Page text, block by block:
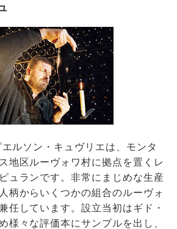
ルソン・キュヴリエは、モンタ
地区ルーヴォワ村に拠点を置くレ
ュランです。非常にまじめな生産
柄からいくつかの組合のルーヴォ
任しています。設立当初はギド・
様々な評価本にサンプルを出し、